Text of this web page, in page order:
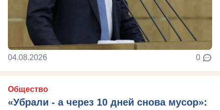
04.08.2026 0
Общество
«Убрали - а через 10 дней снова мусор»: